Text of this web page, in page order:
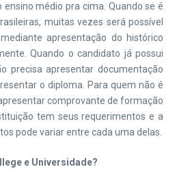
médio pra cima. Quando se é
muitas vezes será possível
apresentação do histórico
Quando o candidato já possui
precisa apresentar documentação
o diploma. Para quem não é
comprovante de formação
tem seus requerimentos e a
pode variar entre cada uma delas.
e Universidade?